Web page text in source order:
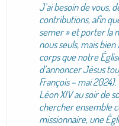
J’ai besoin de vous,
contributions, afin
semer » et porter la
nous seuls, mais
corps que notre
d’annoncer Jésus
François – mai
Léon XIV au soir de
chercher ensemble
missionnaire, une